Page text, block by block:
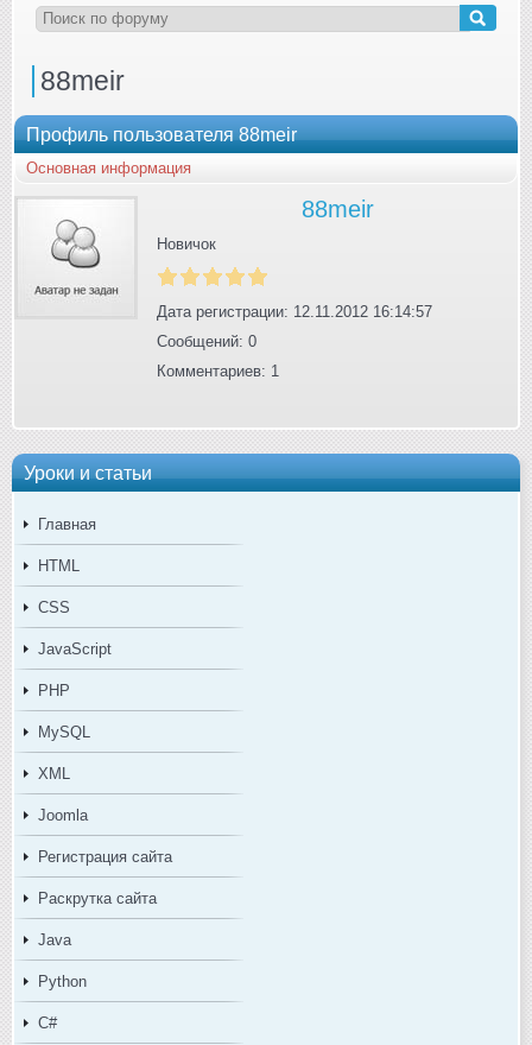
Уроки и статьи
Главная
HTML
CSS
JavaScript
PHP
MySQL
XML
Joomla
Регистрация сайта
Раскрутка сайта
Java
Python
C#
88meir
Профиль пользователя 88meir
Основная информация
88meir
Новичок
Дата регистрации: 12.11.2012 16:14:57
Сообщений: 0
Комментариев: 1